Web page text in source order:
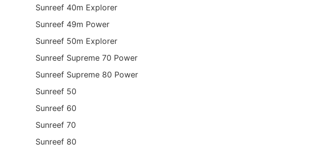
Sunreef 40m Explorer
Sunreef 49m Power
Sunreef 50m Explorer
Sunreef Supreme 70 Power
Sunreef Supreme 80 Power
Sunreef 50
Sunreef 60
Sunreef 70
Sunreef 80